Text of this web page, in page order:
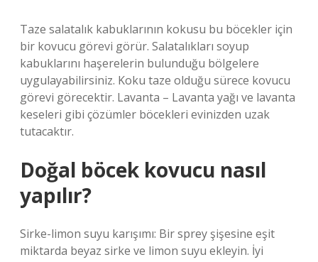
Taze salatalık kabuklarının kokusu bu böcekler için
bir kovucu görevi görür. Salatalıkları soyup
kabuklarını haşerelerin bulunduğu bölgelere
uygulayabilirsiniz. Koku taze olduğu sürece kovucu
görevi görecektir. Lavanta – Lavanta yağı ve lavanta
keseleri gibi çözümler böcekleri evinizden uzak
tutacaktır.
Doğal böcek kovucu nasıl
yapılır?
Sirke-limon suyu karışımı: Bir sprey şişesine eşit
miktarda beyaz sirke ve limon suyu ekleyin. İyi